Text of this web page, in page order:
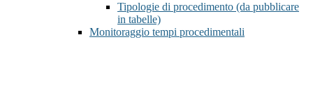
Tipologie di procedimento (da pubblicare
in tabelle)
Monitoraggio tempi procedimentali